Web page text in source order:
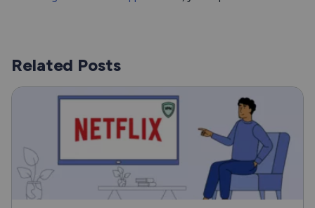
Related Posts